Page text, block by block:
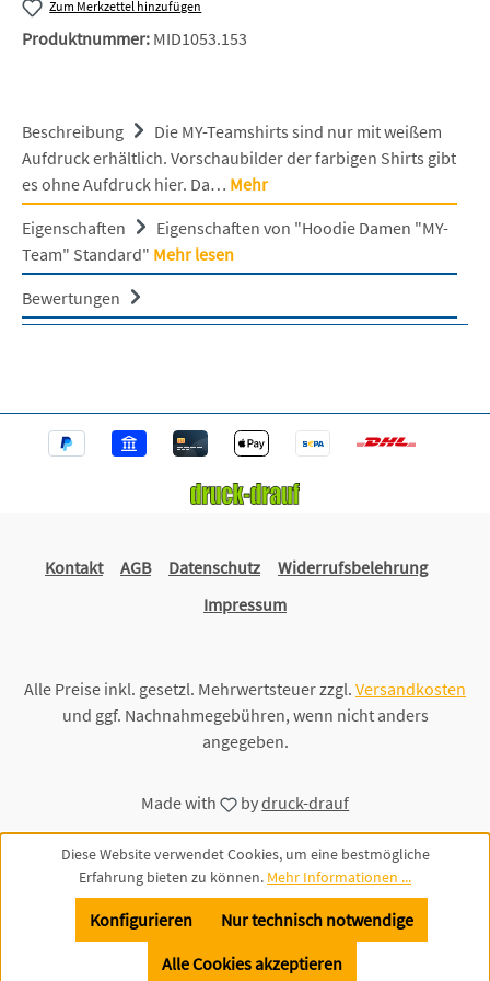
Zum Merkzettel hinzufügen
Produktnummer: MID1053.153
Beschreibung
Die MY-Teamshirts sind nur mit weißem
Aufdruck erhältlich. Vorschaubilder der farbigen Shirts gibt
es ohne Aufdruck hier. Da… Mehr
Eigenschaften
Eigenschaften von "Hoodie Damen "MY-
Team" Standard" Mehr lesen
Bewertungen
Kontakt AGB Datenschutz
Widerrufsbelehrung
Impressum
Alle Preise inkl. gesetzl. Mehrwertsteuer zzgl. Versandkosten
und ggf. Nachnahmegebühren, wenn nicht anders
angegeben.
Made with bydruck-drauf
Diese Website verwendet Cookies, um eine bestmögliche
Erfahrung bieten zu können. Mehr Informationen ...
Nur technisch notwendige
Konfigurieren
Alle Cookies akzeptieren